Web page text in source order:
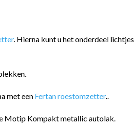
. Hierna kunt u het onderdeel lichtjes
met een Fertan roestomzetter..
Motip Kompakt metallic autolak.